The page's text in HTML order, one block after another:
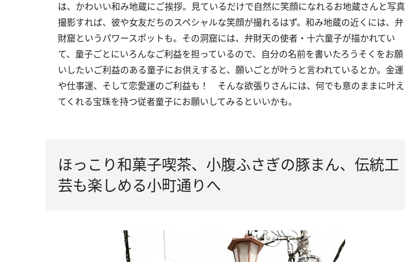
は、かわいい和み地蔵にご挨拶。見ているだけで自然に笑顔になれるお地蔵さんと写真
撮影すれば、彼や女友だちのスペシャルな笑顔が撮れるはず。和み地蔵の近くには、弁
財窟というパワースポットも。その洞窟には、弁財天の使者・十六童子が描かれてい
て、童子ごとにいろんなご利益を担っているので、自分の名前を書いたろうそくをお願
いしたいご利益のある童子にお供えすると、願いごとが叶うと言われているとか。金運
や仕事運、そして恋愛運のご利益も！ そんな欲張りさんには、何でも意のままに叶え
てくれる宝珠を持つ従者童子にお願いしてみるといいかも。
ほっこり和菓子喫茶、小腹ふさぎの豚まん、伝統工
芸も楽しめる小町通りへ